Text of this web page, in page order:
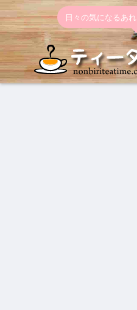
日々の気になるあ